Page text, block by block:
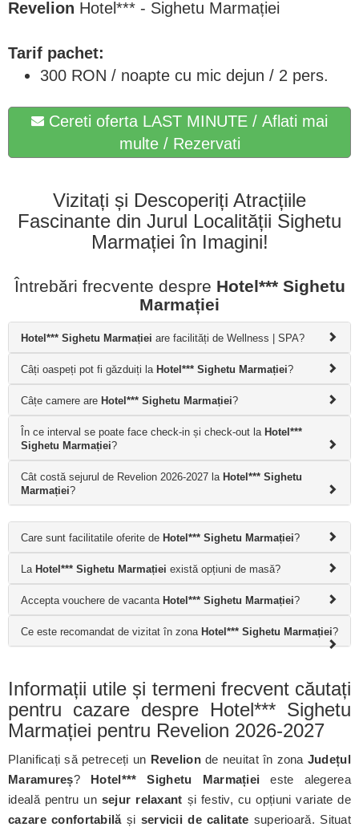
Revelion Hotel*** - Sighetu Marmației
Tarif pachet:
300 RON / noapte cu mic dejun / 2 pers.
Cereti oferta LAST MINUTE / Aflati mai
multe / Rezervati
Vizitați și Descoperiți Atracțiile
Fascinante din Jurul Localității Sighetu
Marmației în Imagini!
Întrebări frecvente despre Hotel*** Sighetu
Marmației
Hotel*** Sighetu Marmației are facilități de Wellness | SPA?
Câți oaspeți pot fi găzduiți la Hotel*** Sighetu Marmației?
Câțe camere are Hotel*** Sighetu Marmației?
În ce interval se poate face check-in și check-out la Hotel***
Sighetu Marmației?
Cât costă sejurul de Revelion 2026-2027 la Hotel*** Sighetu
Marmației?
Care sunt facilitatile oferite de Hotel*** Sighetu Marmației?
La Hotel*** Sighetu Marmației există opțiuni de masă?
Accepta vouchere de vacanta Hotel*** Sighetu Marmației?
Ce este recomandat de vizitat în zona Hotel*** Sighetu Marmației?
Informații utile și termeni frecvent căutați
pentru cazare despre Hotel*** Sighetu
Marmației pentru Revelion 2026-2027
Planificați să petreceți un Revelionde neuitat în zona Județul
Maramureș? Hotel*** Sighetu Marmației este alegerea
ideală pentru un sejur relaxant și festiv, cu opțiuni variate de
cazare confortabilăși servicii de calitate superioară. Situat